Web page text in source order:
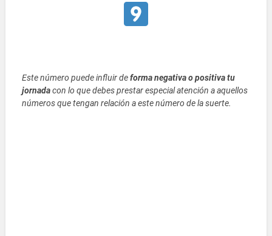
Este número puede influir deforma negativa o positiva tu
jornadacon lo que debes prestar especial atención a aquellos
números que tengan relación a este número de la suerte.